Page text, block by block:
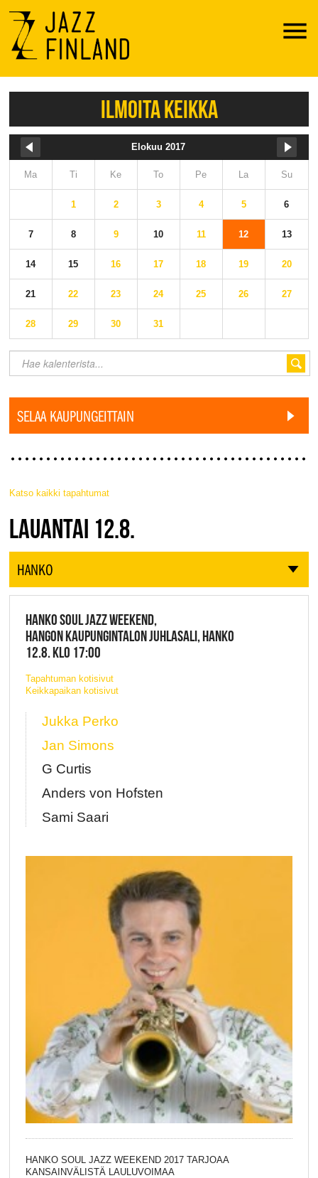
Menu
ILMOITA KEIKKA
Elokuu 2017
Ma Ti Ke To Pe La Su
1 2 3 4 5 6
7 8 9 10 11 12 13
14 15 16 17 18 19 20
21 22 23 24 25 26 27
28 29 30 31
SELAA KAUPUNGEITTAIN
Katso kaikki tapahtumat
JAZZ FINLAND LIVE
LAUANTAI 12.8.
HANKO
HANKO SOUL JAZZ WEEKEND,
HANGON KAUPUNGINTALON JUHLASALI, HANKO
12.8. KLO 17:00
Tapahtuman kotisivut
Keikkapaikan kotisivut
Jukka Perko
Jan Simons
G Curtis
Anders von Hofsten
Sami Saari
HANKO SOUL JAZZ WEEKEND 2017 TARJOAA
KANSAINVÄLISTÄ LAULUVOIMAA